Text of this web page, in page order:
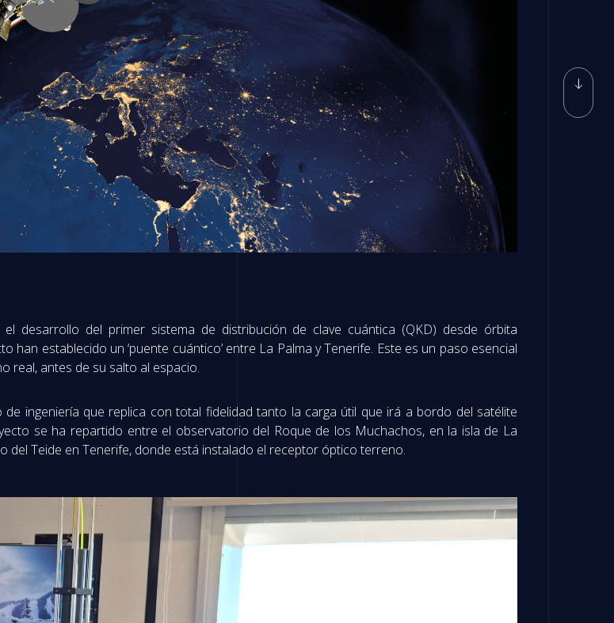
desarrollo del primer sistema de distribución de clave cuántica (QKD) desde órbita
han establecido un ‘puente cuántico’ entre La Palma y Tenerife. Este es un paso esencial
real, antes de su salto al espacio.
ingeniería que replica con total fidelidad tanto la carga útil que irá a bordo del satélite
se ha repartido entre el observatorio del Roque de los Muchachos, en la isla de La
del Teide en Tenerife, donde está instalado el receptor óptico terreno.